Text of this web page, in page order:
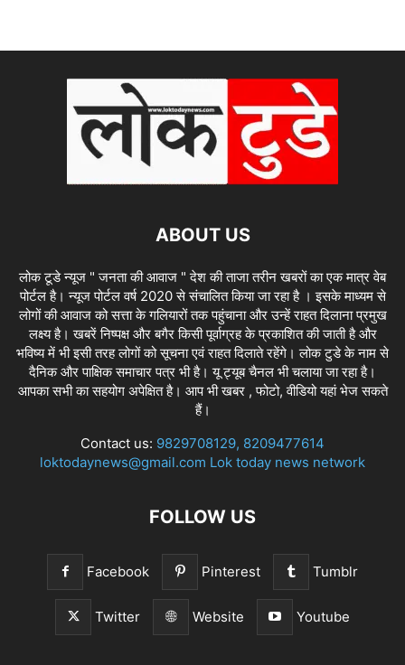
ABOUT US
लोक टूडे न्यूज " जनता की आवाज " देश की ताजा तरीन खबरों का एक मात्र वेब
पोर्टल है। न्यूज पोर्टल वर्ष 2020 से संचालित किया जा रहा है । इसके माध्यम से
लोगों की आवाज को सत्ता के गलियारों तक पहुंचाना और उन्हें राहत दिलाना प्रमुख
लक्ष्य है। खबरें निष्पक्ष और बगैर किसी पूर्वाग्रह के प्रकाशित की जाती है और
भविष्य में भी इसी तरह लोगों को सूचना एवं राहत दिलाते रहेंगे। लोक टुडे के नाम से
दैनिक और पाक्षिक समाचार पत्र भी है। यू ट्यूब चैनल भी चलाया जा रहा है।
आपका सभी का सहयोग अपेक्षित है। आप भी खबर , फोटो, वीडियो यहां भेज सकते
हैं।
Contact us: 9829708129, 8209477614
loktodaynews@gmail.com Lok today news network
FOLLOW US
Facebook Pinterest Tumblr
Twitter Website Youtube